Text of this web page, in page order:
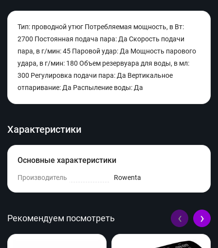
Тип: проводной утюг Потребляемая мощность, в Вт:
2700 Постоянная подача пара: Да Скорость подачи
пара, в г/мин: 45 Паровой удар: Да Мощность парового
удара, в г/мин: 180 Объeм резервуара для воды, в мл:
300 Регулировка подачи пара: Да Вертикальное
отпаривание: Да Распыление воды: Да
Характеристики
Основные характеристики
Производитель Rowenta
Рекомендуем посмотреть ‹ ›